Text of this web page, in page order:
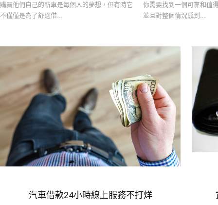
購買他們自己的新車是每個人的夢想，但有時它
不僅僅是為了舒適借...
你需要找到一個可靠和值
並且對整個情況感到...
汽車借款24小時線上服務不打烊‎